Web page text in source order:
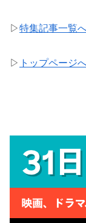
▷特集記事一覧
▷ トップページ